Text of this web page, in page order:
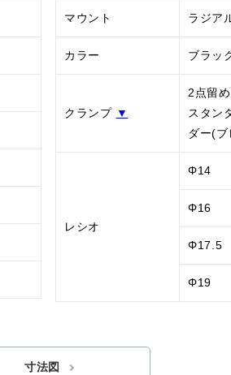
マウント ラジア
カラー ブラッ
クランプ ▼
2点留め
スタン
ダー(
レシオ
Φ14
Φ16
Φ17.5
Φ19
寸法図